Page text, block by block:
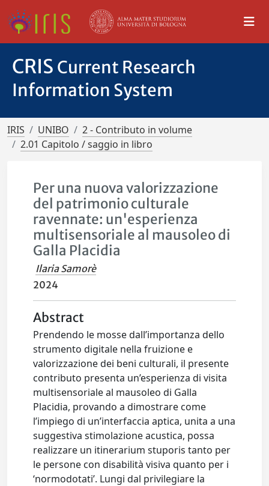
CRIS Current Research
Information System
IRIS UNIBO
2 - Contributo in volume
2.01 Capitolo / saggio in libro
Per una nuova valorizzazione
del patrimonio culturale
ravennate: un'esperienza
multisensoriale al mausoleo di
Galla Placidia
Ilaria Samorè
2024
Abstract
Prendendo le mosse dall’importanza dello
strumento digitale nella fruizione e
valorizzazione dei beni culturali, il presente
contributo presenta un’esperienza di visita
multisensoriale al mausoleo di Galla
Placidia, provando a dimostrare come
l’impiego di un’interfaccia aptica, unita a una
suggestiva stimolazione acustica, possa
realizzare un itinerarium stuporis tanto per
le persone con disabilità visiva quanto per i
‘normodotati’. Lungi dal privilegiare la